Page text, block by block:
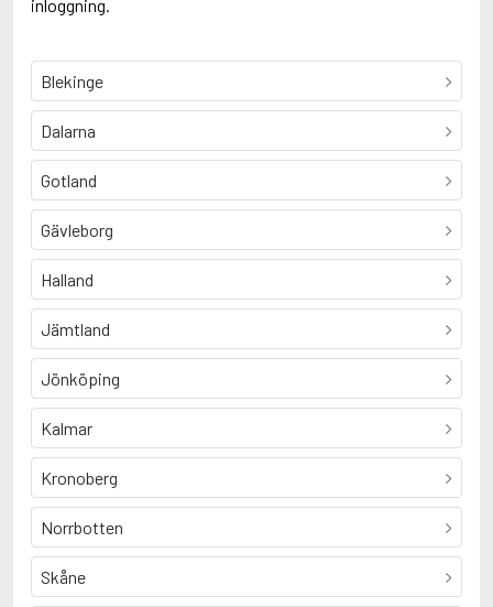
inloggning.
Blekinge
Dalarna
Gotland
Gävleborg
Halland
Jämtland
Jönköping
Kalmar
Kronoberg
Norrbotten
Skåne